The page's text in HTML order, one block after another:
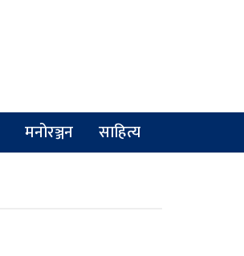
मनोरञ्जन साहित्य